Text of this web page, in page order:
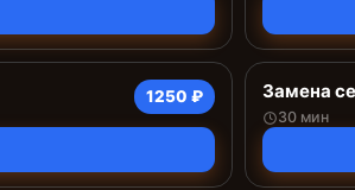
1250 ₽ Замена
30 мин